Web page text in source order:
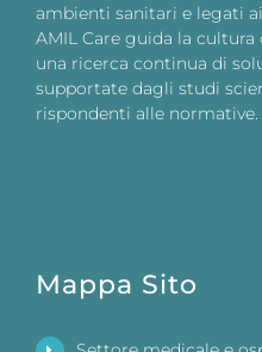
ambienti sanitari e legati
AMIL Care guida la
una ricerca continua di
supportate dagli studi
rispondenti alle normative.
Mappa Sito